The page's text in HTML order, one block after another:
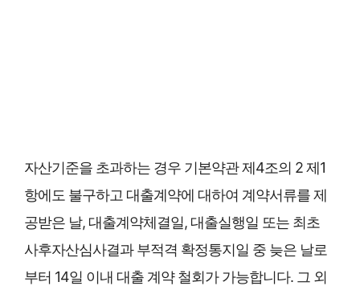
자산기준을 초과하는 경우 기본약관 제4조의 2 제1
항에도 불구하고 대출계약에 대하여 계약서류를 제
공받은 날, 대출계약체결일, 대출실행일 또는 최초
사후자산심사결과 부적격 확정통지일 중 늦은 날로
부터 14일 이내 대출 계약 철회가 가능합니다. 그 외